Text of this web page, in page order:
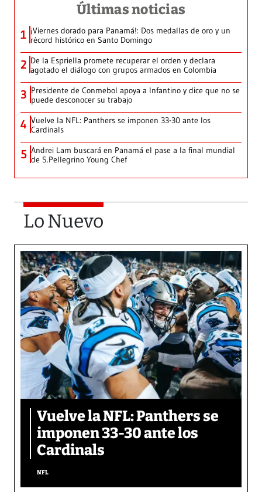
Últimas noticias
1 ¡Viernes dorado para Panamá!: Dos medallas de oro y un
récord histórico en Santo Domingo
2 De la Espriella promete recuperar el orden y declara
agotado el diálogo con grupos armados en Colombia
3 Presidente de Conmebol apoya a Infantino y dice que no se
puede desconocer su trabajo
4 Vuelve la NFL: Panthers se imponen 33-30 ante los
Cardinals
5 Andrei Lam buscará en Panamá el pase a la final mundial
de S.Pellegrino Young Chef
Lo Nuevo
Vuelve la NFL: Panthers se
imponen 33-30 ante los
Cardinals
NFL